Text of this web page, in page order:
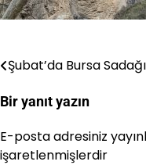
Yazı
gezinmesi
Şubat’da Bursa
Bir yanıt yazın
E-posta adresiniz
işaretlenmişlerdir